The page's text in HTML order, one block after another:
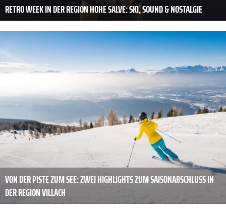
RETRO WEEK IN DER REGION HOHE SALVE: SKI, SOUND & NOSTALGIE
VON DER PISTE ZUM SEE: ZWEI HIGHLIGHTS ZUM SAISONABSCHLUSS IN
DER REGION VILLACH